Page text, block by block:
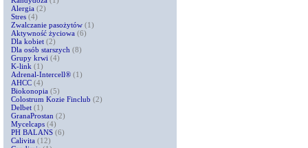
Alergia (2)
Stres (4)
Zwalczanie pasożytów (1)
Aktywność życiowa (6)
Dla kobiet (2)
Dla osób starszych (8)
Grupy krwi (4)
K-link (1)
Adrenal-Intercell® (1)
AHCC (4)
Biokonopia (5)
Colostrum Kozie Finclub (2)
Delbet (1)
GranaProstan (2)
Mycelcaps (4)
PH BALANS (6)
Calivita (12)